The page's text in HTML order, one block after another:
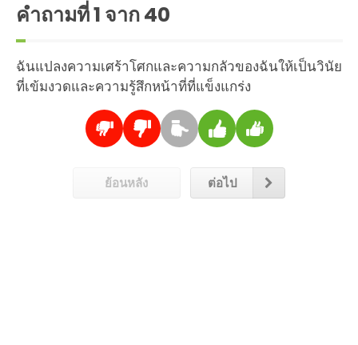
คำถามที่1 จาก 40
ฉันแปลงความเศร้าโศกและความกลัวของฉันให้เป็นวินัย
ที่เข้มงวดและความรู้สึกหน้าที่ที่แข็งแกร่ง
ย้อนหลัง ต่อไป